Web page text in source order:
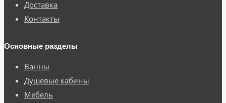
Доставка
Контакты
Основные разделы
Ванны
Душевые кабины
Мебель